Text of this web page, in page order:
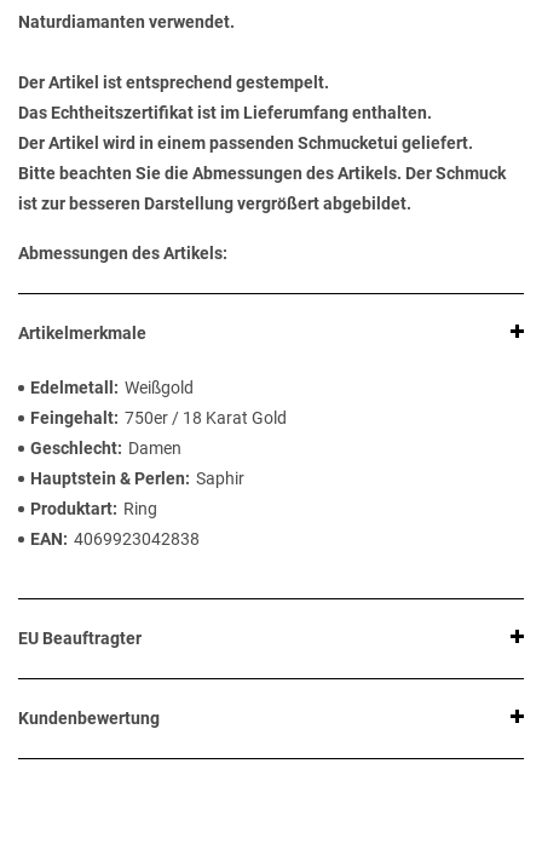
Naturdiamanten verwendet.
Der Artikel ist entsprechend gestempelt.
Das Echtheitszertifikat ist im Lieferumfang enthalten.
Der Artikel wird in einem passenden Schmucketui geliefert.
Bitte beachten Sie die Abmessungen des Artikels. Der Schmuck
ist zur besseren Darstellung vergrößert abgebildet.
Abmessungen des Artikels:
Artikelmerkmale
Edelmetall
Weißgold
Feingehalt 750er / 18 Karat Gold
Geschlecht
Damen
Hauptstein & Perlen
Saphir
Produktart
Ring
EAN
4069923042838
EU Beauftragter
Kundenbewertung